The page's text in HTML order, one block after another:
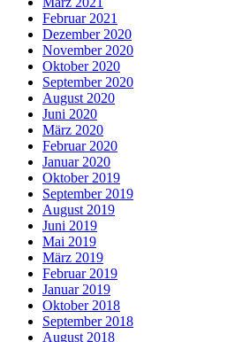
Februar 2021
Dezember 2020
November 2020
Oktober 2020
September 2020
August 2020
Juni 2020
März 2020
Februar 2020
Januar 2020
Oktober 2019
September 2019
August 2019
Juni 2019
Mai 2019
März 2019
Februar 2019
Januar 2019
Oktober 2018
September 2018
August 2018